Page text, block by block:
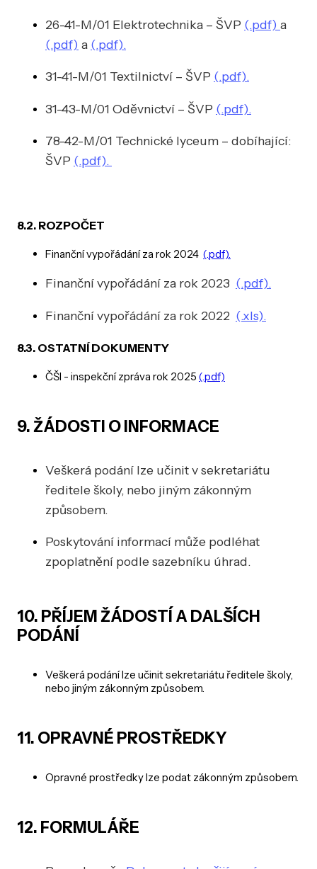
26-41-M/01 Elektrotechnika – ŠVP (.pdf) a
(.pdf) a (.pdf).
31-41-M/01 Textilnictví – ŠVP (.pdf).
31-43-M/01 Oděvnictví – ŠVP (.pdf).
78-42-M/01 Technické lyceum – dobíhající:
ŠVP (.pdf).
8.2. ROZPOČET
Finanční vypořádání za rok 2024 (.pdf).
Finanční vypořádání za rok 2023 (.pdf).
Finanční vypořádání za rok 2022 (.xls).
8.3. OSTATNÍ DOKUMENTY
ČŠI - inspekční zpráva rok 2025 (.pdf)
9. ŽÁDOSTI O INFORMACE
Veškerá podání lze učinit v sekretariátu
ředitele školy, nebo jiným zákonným
způsobem.
Poskytování informací může podléhat
zpoplatnění podle sazebníku úhrad.
10. PŘÍJEM ŽÁDOSTÍ A DALŠÍCH
PODÁNÍ
Veškerá podání lze učinit sekretariátu ředitele školy,
nebo jiným zákonným způsobem.
11. OPRAVNÉ PROSTŘEDKY
Opravné prostředky lze podat zákonným způsobem.
12. FORMULÁŘE